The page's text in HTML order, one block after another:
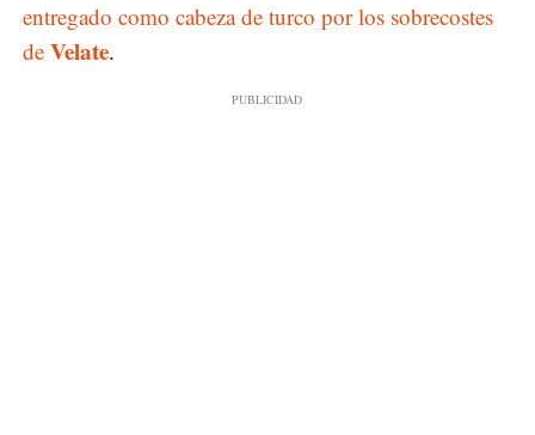
entregado como cabeza de turco por los sobrecostes
de Velate.